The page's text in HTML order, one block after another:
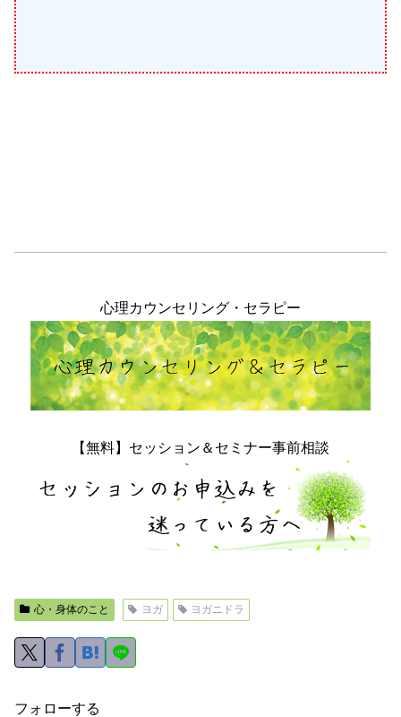
心理カウンセリング・セラピー
【無料】セッション＆セミナー事前相談
心・身体のこと ヨガ ヨガニドラ
フォローする